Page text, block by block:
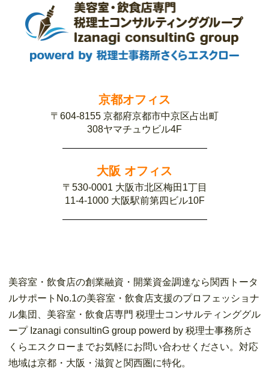
京都オフィス
〒604-8155 京都府京都市中京区占出町
308ヤマチュウビル4F
大阪 オフィス
〒530-0001 大阪市北区梅田1丁目
11-4-1000 大阪駅前第四ビル10F
美容室・飲食店の創業融資・開業資金調達なら関西トータ
ルサポートNo.1の美容室・飲食店支援のプロフェッショナ
ル集団、美容室・飲食店専門 税理士コンサルティンググル
ープ Izanagi consultinG group powerd by 税理士事務所さ
くらエスクローまでお気軽にお問い合わせください。対応
地域は京都・大阪・滋賀と関西圏に特化。